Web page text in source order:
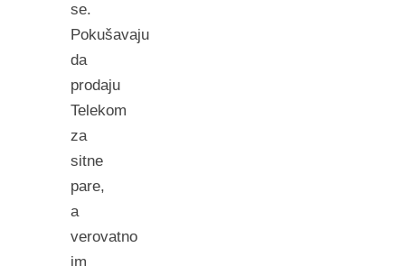
se.
Pokušavaju
da
prodaju
Telekom
za
sitne
pare,
a
verovatno
im